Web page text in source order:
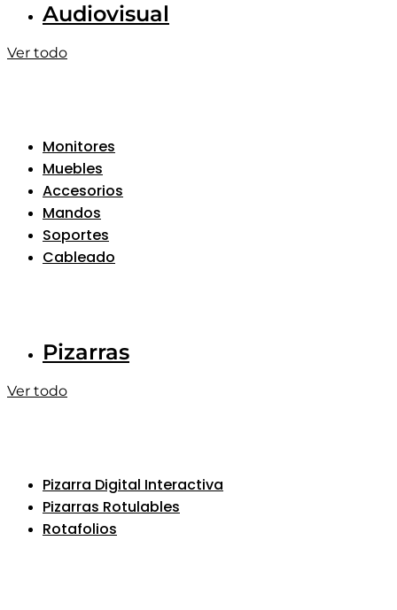
Audiovisual
Ver todo
Monitores
Muebles
Accesorios
Mandos
Soportes
Cableado
Pizarras
Ver todo
Pizarra Digital Interactiva
Pizarras Rotulables
Rotafolios